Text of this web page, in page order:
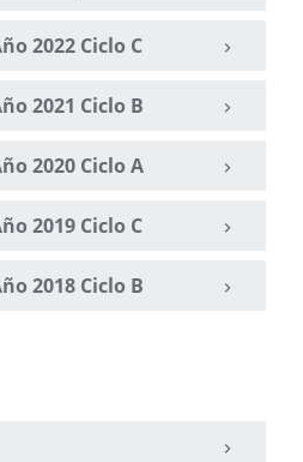
2022 Ciclo C
2021 Ciclo B
2020 Ciclo A
2019 Ciclo C
2018 Ciclo B